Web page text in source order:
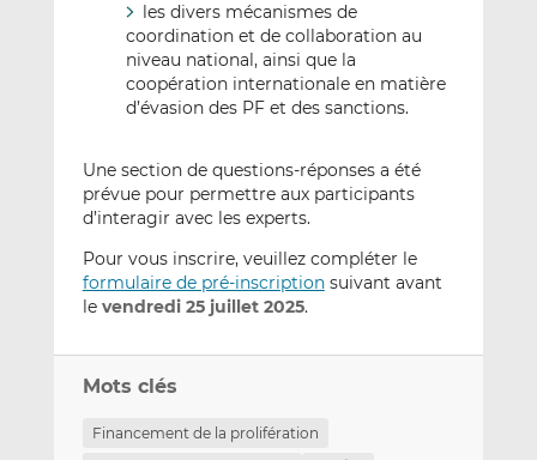
les divers mécanismes de
coordination et de collaboration au
niveau national, ainsi que la
coopération internationale en matière
d’évasion des PF et des sanctions.
Une section de questions-réponses a été
prévue pour permettre aux participants
d’interagir avec les experts.
Pour vous inscrire, veuillez compléter le
formulaire de pré-inscriptionsuivant avant
le vendredi 25 juillet 2025.
Mots clés
Financement de la prolifération